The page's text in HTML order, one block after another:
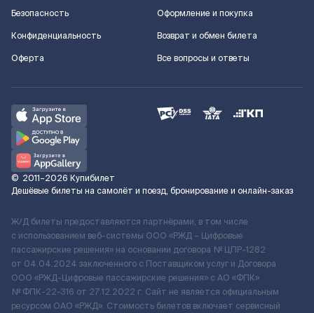
Безопасность
Конфиденциальность
Оферта
Оформление и покупка
Возврат и обмен билета
Все вопросы и ответы
© 2011–2026 Купибилет
Дешёвые билеты на самолёт и поезд, бронирование и онлайн-заказ
Ж/Д билеты предоставляются партнёрами, в том числе
с использованием веб-системы ООО «РЖД – Цифровые
пассажирские решения» на основании договора № ЦПР-1282
от 04.04.2024 заключенного с Поставщиком услуг и Договора
ООО «РЖД-Цифровые пассажирские решения» c АО «ФПК»
№ ФПК-22-316 от 27.12.2022 г. Сайт не является официальным
ресурсом ОАО «РЖД». Стоимость билетов включает сервисный